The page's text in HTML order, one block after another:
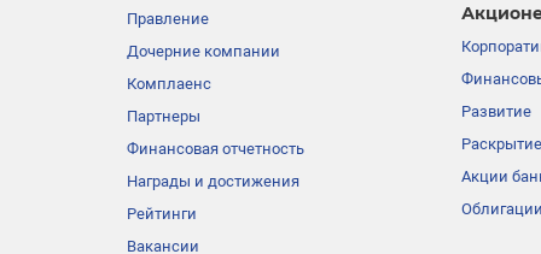
Правление
Дочерние компании
Комплаенс
Партнеры
Финансовая отчетность
Награды и достижения
Рейтинги
Вакансии
Развитие
Акции